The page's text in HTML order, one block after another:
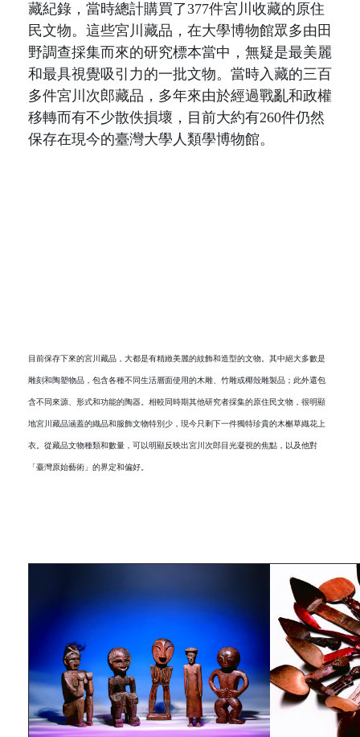
藏紀錄，當時總計購買了377件宮川收藏的原住
民文物。這些宮川藏品， 在大學博物館眾多由田
野調查採集而來的研究標本當中，無疑是最美麗
和最具視覺吸引力的一批文物。當時入藏的三百
多件宮川次郎藏品，多年來由於經過戰亂和政權
移轉而有不少散佚損壞，目前大約有260件仍然
保存在現今的臺灣大學人類學博物館。
目前保存下來的宮川藏品，大都是有精緻美麗的紋飾和造型的文物。其中絕大多數是
雕刻和陶塑物品，包含各種不同生活層面使用的木雕、竹雕或椰殼雕製品；此外還包
含不同來源、形式和功能的陶器。相較同時期其他研究者採集的原住民文物，很明顯
地宮川藏品涵蓋的織品和服飾文物特別少，現今只剩下一件獨特珍貴的木槲草織花上
衣。從藏品文物種類和數量，可以明顯反映出宮川次郎目光凝視的焦點，以及他對
「臺灣原始藝術」的界定和偏好。